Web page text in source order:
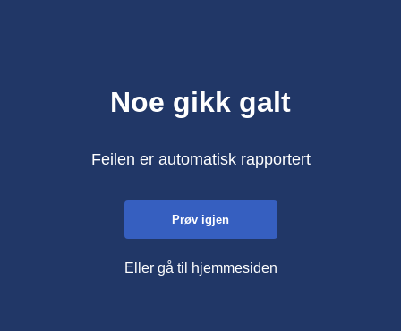
Noe gikk galt
Feilen er automatisk rapportert
Prøv igjen
Eller gå til hjemmesiden